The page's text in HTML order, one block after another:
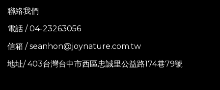
聯絡我們
電話 / 04-23263056
信箱 / seanhon@joynature.com.tw
地址/ 403台灣台中市西區忠誠里公益路174巷79號